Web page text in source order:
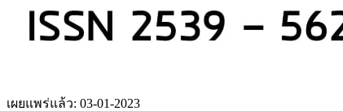
เผยแพร่แล้ว: 03-01-2023